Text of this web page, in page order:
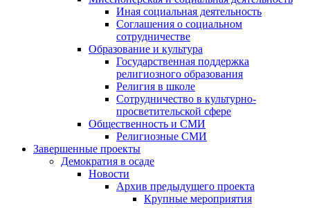
Иная социальная деятельность
Соглашения о социальном
сотрудничестве
Образование и культура
Государственная поддержка
религиозного образования
Религия в школе
Сотрудничество в культурно-
просветительской сфере
Общественность и СМИ
Религиозные СМИ
Завершенные проекты
Демократия в осаде
Новости
Архив предыдущего проекта
Крупные мероприятия